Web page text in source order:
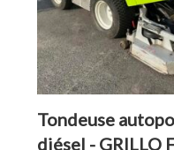
Tondeuse
diésel - GRILLO